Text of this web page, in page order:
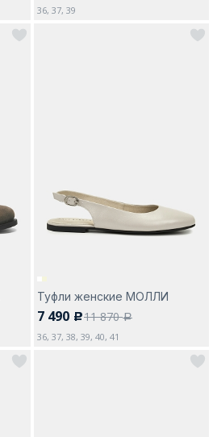
36, 37, 39
Туфли женские МОЛЛИ
7 490 c11 870a
36, 37, 38, 39, 40, 41